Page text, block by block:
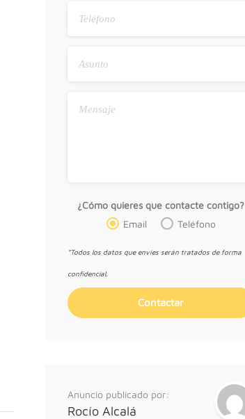
¿Cómo quieres que contacte contigo?
Email
Teléfono
*Todos los datos que envíes serán tratados de forma
confidencial.
Anuncio publicado por:
Rocío Alcalá